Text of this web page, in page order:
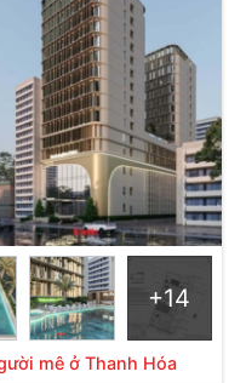
tưởng hợp tác của
Sơn Hà Group tự
khách sạn hiện đại,
hiện đại 3 sao, 4
các chủ đầu tư và
khảo và hãy liên hệ
nhữnggiải pháp thiết
+14
mê ở Thanh Hóa